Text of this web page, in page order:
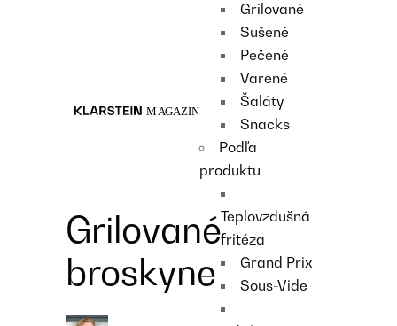
Grilované
Sušené
Pečené
Varené
Šaláty
Snacks
Podľa
produktu
Teplovzdušná
fritéza
Grand Prix
Sous-Vide
Grilované
broskyne